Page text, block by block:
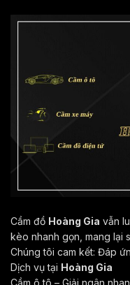
Cầm đồ Hoàng Gia vẫn
kèo nhanh gọn, mang lại
Chúng tôi cam kết: Đáp
Dịch vụ tại Hoàng Gia